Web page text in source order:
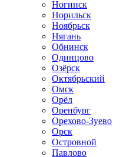
Ногинск
Норильск
Ноябрьск
Нягань
Обнинск
Одинцово
Озёрск
Октябрьский
Омск
Орёл
Оренбург
Орехово-Зуево
Орск
Островной
Павлово